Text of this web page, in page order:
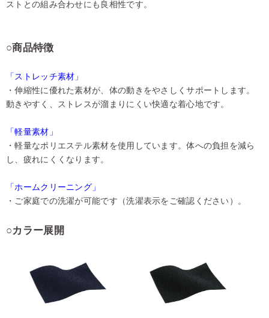
ストとの組み合わせにも良相性です。
○商品特徴
「ストレッチ素材」
・伸縮性に優れた素材が、体の動きをやさしくサポートします。
動きやすく、ストレスが溜まりにくい快適な着心地です。
「軽量素材」
・軽量なポリエステル素材を使用しています。体への負担を減ら
し、疲れにくくなります。
「ホームクリーニング」
・ご家庭での洗濯が可能です（洗濯表示をご確認ください）。
○カラー展開